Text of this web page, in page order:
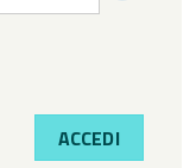
ACCEDI